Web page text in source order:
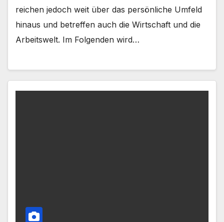
reichen jedoch weit über das persönliche Umfeld
hinaus und betreffen auch die Wirtschaft und die
Arbeitswelt. Im Folgenden wird…